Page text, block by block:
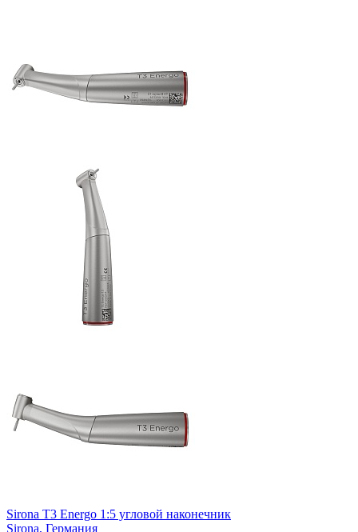
Sirona T3 Energo 1:5 угловой наконечник
Sirona, Германия